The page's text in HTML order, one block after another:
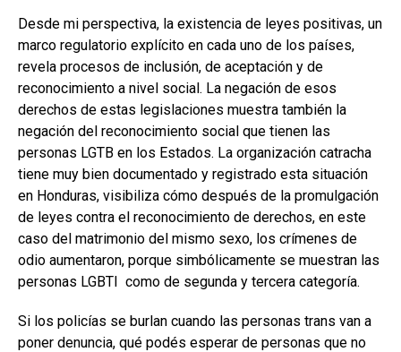
Desde mi perspectiva, la existencia de leyes positivas, un
marco regulatorio explícito en cada uno de los países,
revela procesos de inclusión, de aceptación y de
reconocimiento a nivel social. La negación de esos
derechos de estas legislaciones muestra también la
negación del reconocimiento social que tienen las
personas LGTB en los Estados. La organización catracha
tiene muy bien documentado y registrado esta situación
en Honduras, visibiliza cómo después de la promulgación
de leyes contra el reconocimiento de derechos, en este
caso del matrimonio del mismo sexo, los crímenes de
odio aumentaron, porque simbólicamente se muestran las
personas LGBTI como de segunda y tercera categoría.
Si los policías se burlan cuando las personas trans van a
poner denuncia, qué podés esperar de personas que no